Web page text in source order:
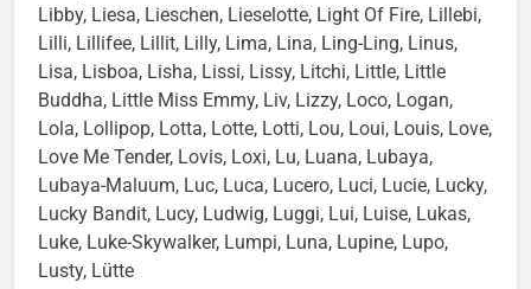
Libby, Liesa, Lieschen, Lieselotte, Light Of Fire, Lillebi,
Lilli, Lillifee, Lillit, Lilly, Lima, Lina, Ling-Ling, Linus,
Lisa, Lisboa, Lisha, Lissi, Lissy, Litchi, Little, Little
Buddha, Little Miss Emmy, Liv, Lizzy, Loco, Logan,
Lola, Lollipop, Lotta, Lotte, Lotti, Lou, Loui, Louis, Love,
Love Me Tender, Lovis, Loxi, Lu, Luana, Lubaya,
Lubaya-Maluum, Luc, Luca, Lucero, Luci, Lucie, Lucky,
Lucky Bandit, Lucy, Ludwig, Luggi, Lui, Luise, Lukas,
Luke, Luke-Skywalker, Lumpi, Luna, Lupine, Lupo,
Lusty, Lütte